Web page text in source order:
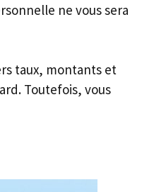
ne vous sera
taux, montants et
Toutefois, vous